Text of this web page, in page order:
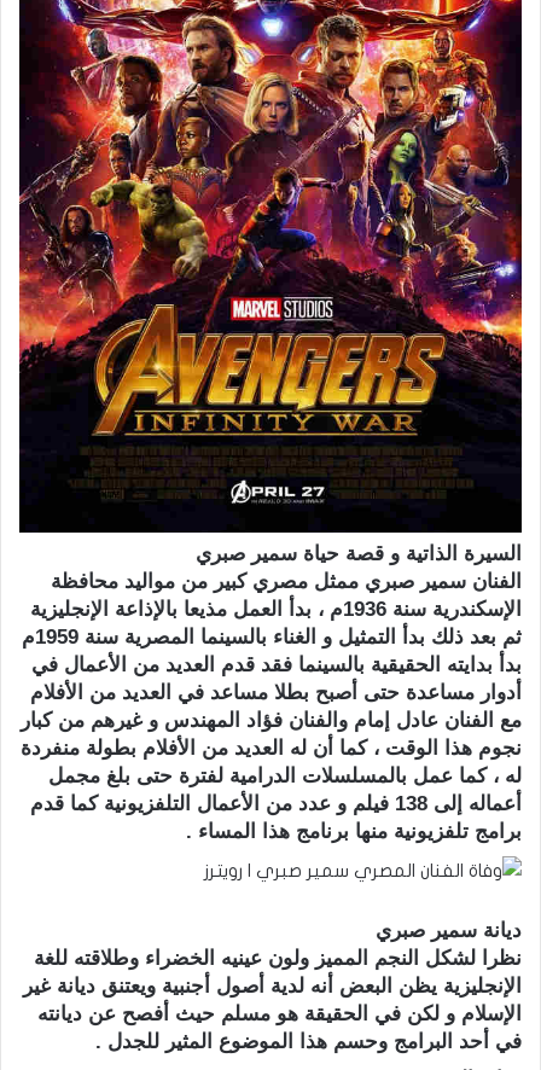
السيرة الذاتية و قصة حياة سمير صبري
الفنان سمير صبري ممثل مصري كبير من مواليد محافظة
الإسكندرية سنة 1936م ، بدأ العمل مذيعا بالإذاعة الإنجليزية
ثم بعد ذلك بدأ التمثيل و الغناء بالسينما المصرية سنة 1959م
بدأ بدايته الحقيقية بالسينما فقد قدم العديد من الأعمال في
أدوار مساعدة حتى أصبح بطلا مساعد في العديد من الأفلام
مع الفنان عادل إمام والفنان فؤاد المهندس و غيرهم من كبار
نجوم هذا الوقت ، كما أن له العديد من الأفلام بطولة منفردة
له ، كما عمل بالمسلسلات الدرامية لفترة حتى بلغ مجمل
أعماله إلى 138 فيلم و عدد من الأعمال التلفزيونية كما قدم
برامج تلفزيونية منها برنامج هذا المساء .
ديانة سمير صبري
نظرا لشكل النجم المميز ولون عينيه الخضراء وطلاقته للغة
الإنجليزية يظن البعض أنه لدية أصول أجنبية ويعتنق ديانة غير
الإسلام و لكن في الحقيقة هو مسلم حيث أفصح عن ديانته
في أحد البرامج وحسم هذا الموضوع المثير للجدل .